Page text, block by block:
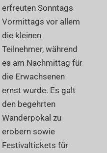
erfreuten Sonntags
Vormittags vor allem
die kleinen
Teilnehmer, während
es am Nachmittag für
die Erwachsenen
ernst wurde. Es galt
den begehrten
Wanderpokal zu
erobern sowie
Festivaltickets für